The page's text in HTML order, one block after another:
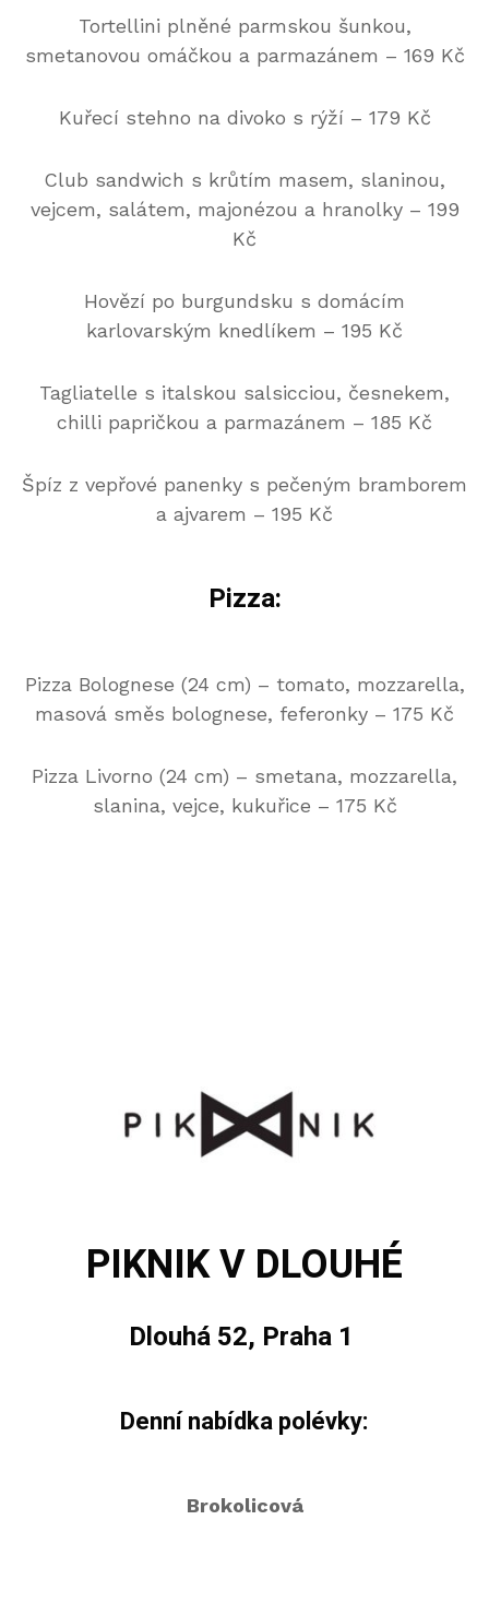
Tortellini plněné parmskou šunkou,
smetanovou omáčkou a parmazánem – 169 Kč
Kuřecí stehno na divoko s rýží – 179 Kč
Club sandwich s krůtím masem, slaninou,
vejcem, salátem, majonézou a hranolky – 199
Kč
Hovězí po burgundsku s domácím
karlovarským knedlíkem – 195 Kč
Tagliatelle s italskou salsicciou, česnekem,
chilli papričkou a parmazánem – 185 Kč
Špíz z vepřové panenky s pečeným bramborem
a ajvarem – 195 Kč
Pizza:
Pizza Bolognese (24 cm) – tomato, mozzarella,
masová směs bolognese, feferonky – 175 Kč
Pizza Livorno (24 cm) – smetana, mozzarella,
slanina, vejce, kukuřice – 175 Kč
PIKNIK V DLOUHÉ
Dlouhá 52, Praha 1
Denní nabídka polévky:
Brokolicová